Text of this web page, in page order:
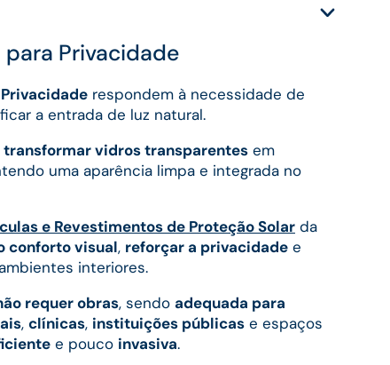
Privacidade
respondem à necessidade de
a entrada de luz natural.
vidros transparentes em
uma aparência limpa e integrada no
e Revestimentos de Proteção Solar da
conforto visual, reforçar a privacidade e
interiores.
requer obras, sendo adequada para
, clínicas, instituições públicas e espaços
e pouco invasiva.